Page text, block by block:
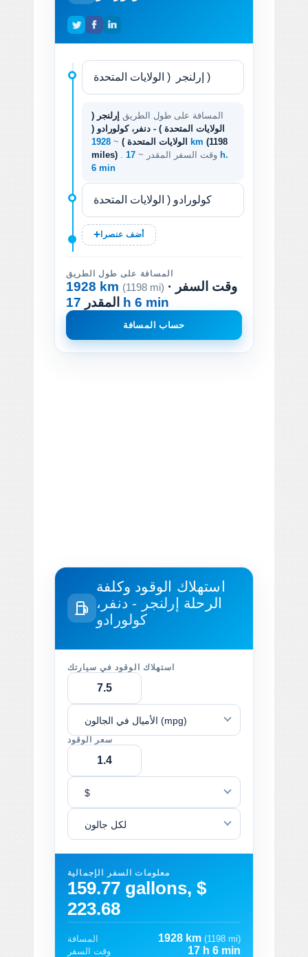
المسافة على طول الطريق إرلنجر (
الولايات المتحدة ) - دنفر، كولورادو (
الولايات المتحدة ) ~ 1928 km (1198
miles)
. وقت السفر المقدر ~ 17 h.
6 min
أضف عنصرا
المسافة على طول الطريق
1928 km (1198 mi) · وقت السفر
المقدر 17 h 6 min
حساب المسافة
استهلاك الوقود وكلفة
الرحلة إرلنجر - دنفر،
كولورادو
استهلاك الوقود في سيارتك
الأميال في الجالون (mpg)
سعر الوقود
$
لكل جالون
معلومات السفر الإجمالية
159.77 gallons, $
223.68
المسافة 1928 km (1198 mi)
وقت السفر
17 h 6 min